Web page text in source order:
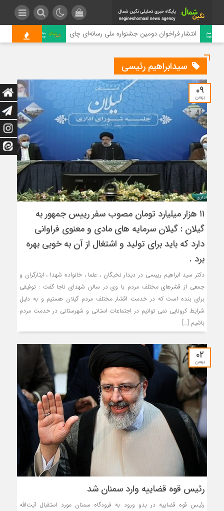
انتشار فراخوان دومین جشنواره ملی رسانه‌ای چای
سیدابراهیم رئیسی
۰۹
بهمن
۱۱ هزار میلیارد تومان مصوب سفر رییس جمهور به
گیلان : گیلان سرمایه های مادی و معنوی فراوانی
دارد که باید برای تولید و اشتغال از آن به خوبی بهره
برد .
دکتر سید ابراهیم رییسی در دیدار نخبگان ، علما ، خانواده شهدا ، ایثارگران و
جمعی از قشرهای مختلف مردم با وی در سالن شهدای ناجا گفت : توفیقی
برای بنده است که در خدمت اقشار مختلف مردم گیلان هستیم و به دلیل
شرایط کرونایی نمی توانیم در اجتماعات استانی و شهرستانی در خدمت مردم
باشیم […]
۰۲
بهمن
رئیس قوه قضاییه وارد سمنان شد
رئیس قوه قضاییه در بدو ورود به فرودگاه سمنان مورد استقبال آیت‌الله